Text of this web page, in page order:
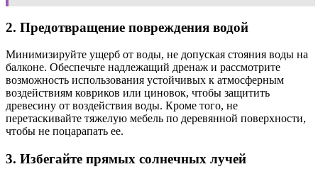
2. Предотвращение повреждения водой
Минимизируйте ущерб от воды, не допуская стояния воды на
балконе. Обеспечьте надлежащий дренаж и рассмотрите
возможность использования устойчивых к атмосферным
воздействиям ковриков или циновок, чтобы защитить
древесину от воздействия воды. Кроме того, не
перетаскивайте тяжелую мебель по деревянной поверхности,
чтобы не поцарапать ее.
3. Избегайте прямых солнечных лучей